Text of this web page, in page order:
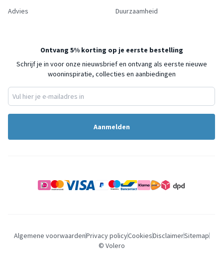
Advies Duurzaamheid
Ontvang 5% korting op je eerste bestelling
Schrijf je in voor onze nieuwsbrief en ontvang als eerste nieuwe
wooninspiratie, collecties en aanbiedingen
Aanmelden
Algemene voorwaardenPrivacy policyCookiesDisclaimerSitemap
© Volero